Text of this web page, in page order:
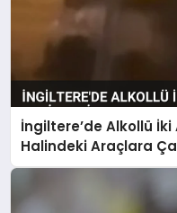
İngiltere’de Alkollü İki
Halindeki Araçlara